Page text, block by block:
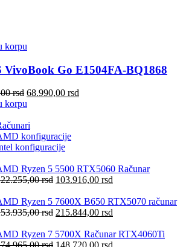
korpu
VivoBook Go E1504FA-BQ1868
rsd 68.990,00 rsd
korpu
konfiguracije
konfiguracije
Ryzen 5 5500 RTX5060 Računar
rsd 103.916,00 rsd
Ryzen 5 7600X B650 RTX5070 računar
rsd 215.844,00 rsd
Ryzen 7 5700X Računar RTX4060Ti